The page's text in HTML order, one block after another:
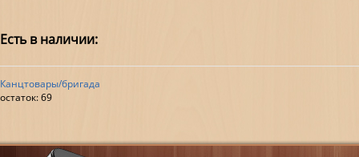
Есть в наличии:
Канцтовары/бригада
остаток:69